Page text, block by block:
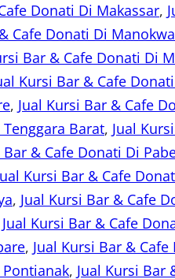
Donati Di Makassar,
Cafe Donati Di
Bar & Cafe Donati Di
Kursi Bar & Cafe
, Jual Kursi Bar & Cafe
Barat, Jual
Bar & Cafe Donati Di
Kursi Bar & Cafe
, Jual Kursi Bar & Cafe
Jual Kursi Bar & Cafe
, Jual Kursi Bar &
, Jual Kursi Bar